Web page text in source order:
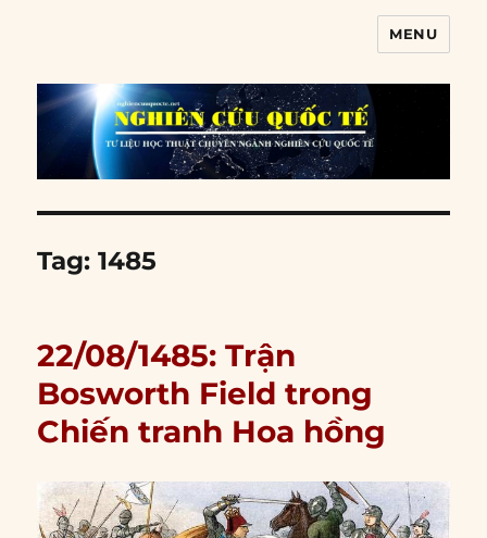
MENU
Tag:1485
22/08/1485: Trận
Bosworth Field trong
Chiến tranh Hoa hồng